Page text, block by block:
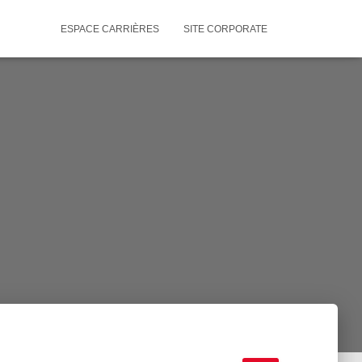
ESPACE CARRIÈRES SITE CORPORATE